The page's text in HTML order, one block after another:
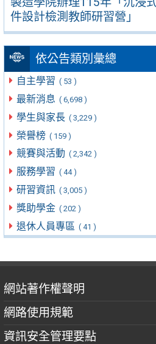
件設計檢測教師研習營」
依公告類別彙總
自主學習 ( 53 )
最新消息 ( 6,698 )
學生與家長 ( 3,229 )
榮譽榜 ( 159 )
競賽與活動 ( 2,342 )
服務學習 ( 44 )
研習資訊 ( 3,005 )
獎助學金 ( 202 )
退休人員專區 ( 41 )
網站著作權聲明
網路使用規範
資訊安全管理要點